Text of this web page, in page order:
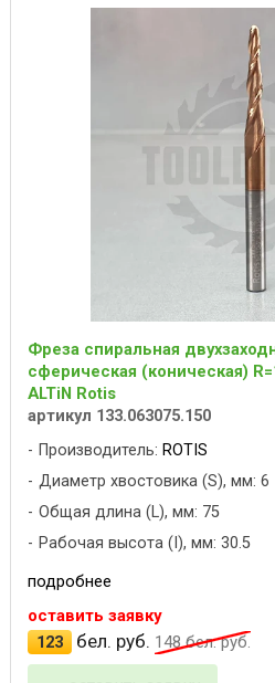
Фреза спиральная
сферическая (коническая)
ALTiN Rotis
артикул 133.063075.150
Производитель: ROTIS
Диаметр хвостовика (S), мм: 6
Общая длина (L), мм: 75
Рабочая высота (I), мм: 30.5
подробнее
оставить заявку
123
бел. руб. 148бел. руб.